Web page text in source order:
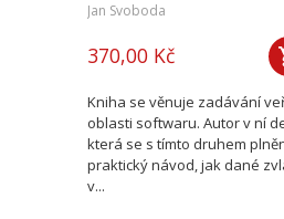
Jan Svoboda
370,00 Kč
Kniha se věnuje zadávání
oblasti softwaru. Autor v ní
která se s tímto druhem
praktický návod, jak dané
v...